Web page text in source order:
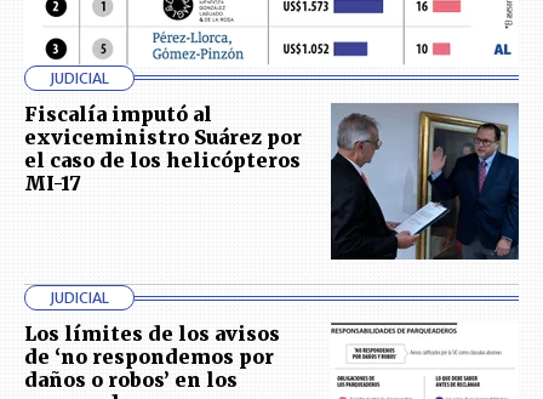
JUDICIAL
Fiscalía imputó al
exviceministro Suárez por
el caso de los helicópteros
MI-17
JUDICIAL
Los límites de los avisos
de ‘no respondemos por
daños o robos’ en los